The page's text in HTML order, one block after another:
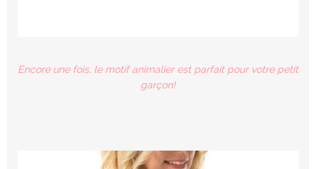
Encore une fois, le motif animalier est parfait pour votre petit
garçon!